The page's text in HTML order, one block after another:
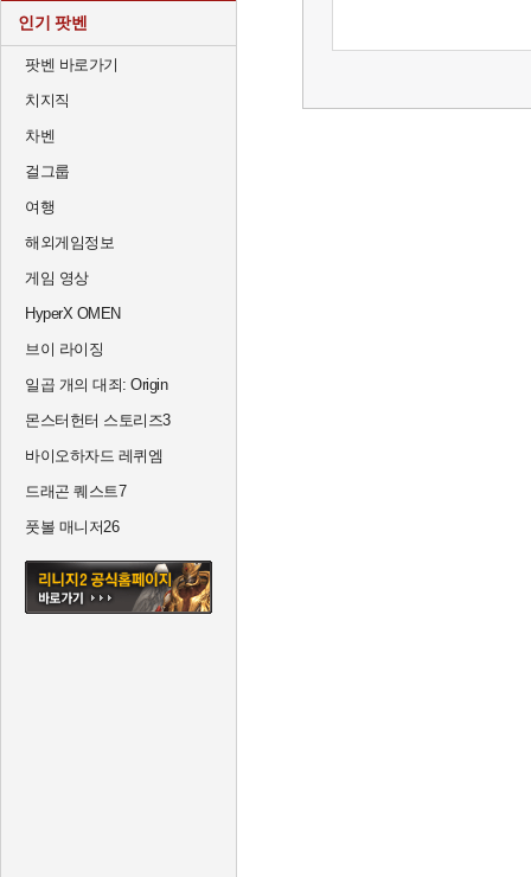
인기 팟벤
팟벤 바로가기
치지직
차벤
걸그룹
여행
해외게임정보
게임 영상
HyperX OMEN
브이 라이징
일곱 개의 대죄: Origin
몬스터헌터 스토리즈3
바이오하자드 레퀴엠
드래곤 퀘스트7
풋볼 매니저26